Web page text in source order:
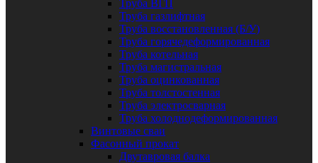
Труба ВГП
Труба газлифтная
Труба восстановленная (Б/У)
Труба горячедеформированная
Труба котельная
Труба магистральная
Труба оцинкованная
Труба толстостенная
Труба электросварная
Труба холоднодеформированная
Винтовые сваи
Фасонный прокат
Двутавровая балка